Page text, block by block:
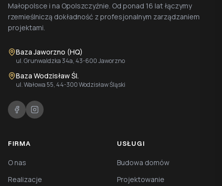
Małopolsce i na Opolszczyźnie. Od ponad 16 lat łączymy
rzemieślniczą dokładność z profesjonalnym zarządzaniem
projektami.
Baza Jaworzno (HQ)
ul. Grunwaldzka 34a, 43-600 Jaworzno
Baza Wodzisław Śl.
ul. Wałowa 55, 44-300 Wodzisław Śląski
FIRMA
O nas
Realizacje
USŁUGI
Budowa domów
Projektowanie